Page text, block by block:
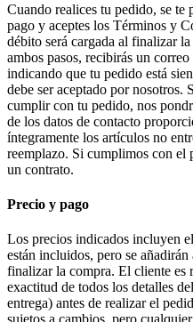
Cuando realices tu pedido, se te
pago y aceptes los Términos y
débito será cargada al finalizar
ambos pasos, recibirás un
indicando que tu pedido está
debe ser aceptado por nosotros.
cumplir con tu pedido, nos
de los datos de contacto
íntegramente los artículos no
reemplazo. Si cumplimos con el
un contrato.
Precio y pago
Los precios indicados incluyen
están incluidos, pero se
finalizar la compra. El cliente es
exactitud de todos los detalles
entrega) antes de realizar el